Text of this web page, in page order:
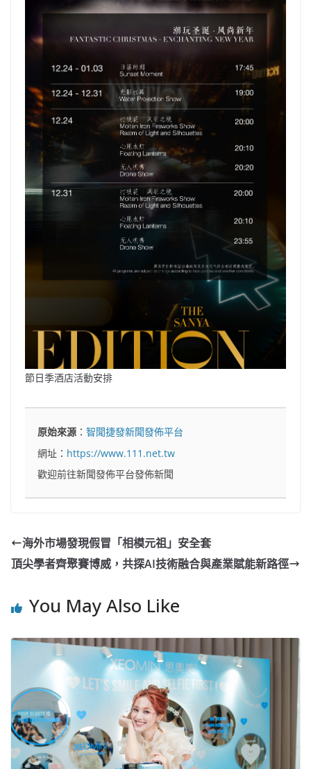
節日季酒店活動安排
原始來源 ：智聞捷發新聞發佈平台
網址： https://www.111.net.tw
歡迎前往新聞發佈平台發佈新聞
海外市場發現假冒「相模元祖」安全套
頂尖學者齊聚賽博威，共探AI技術融合與產業賦能新路徑
You May Also Like